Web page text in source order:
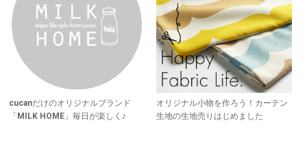
cucanだけのオリジナルブランド
「MILK HOME」毎日が楽しく♪
オリジナル小物を作ろう！カーテン
生地の生地売りはじめました